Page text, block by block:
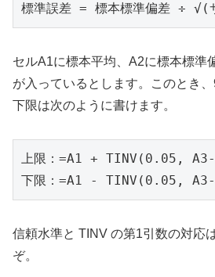
標準誤差 = 標本標準偏差 ÷ √(
セルA1に標本平均、A2に標本標準
が入っているとします。このとき
下限は次のように書けます。
上限：=A1 + TINV(0.05,
下限：=A1 - TINV(0.05,
信頼水準と TINV の第1引数の対応
ぞ。